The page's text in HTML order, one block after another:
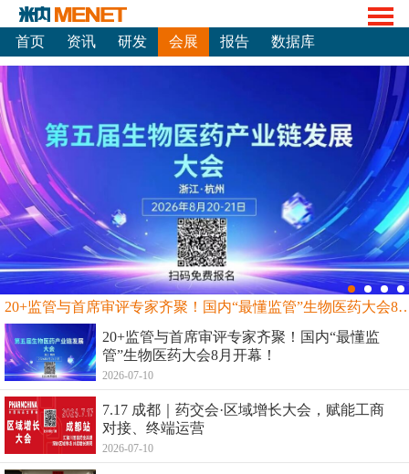
首页 资讯 研发 会展 报告 数据库
20+监管与首席审评专家齐聚！国内“最
20+监管与首席审评专家齐聚！国内“最懂监
管”生物医药大会8月开幕！
2026-07-10
7.17 成都｜药交会·区域增长大会，赋能工商
对接、终端运营
2026-07-10